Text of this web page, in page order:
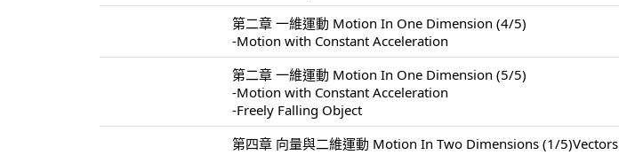
第二章 一維運動 Motion In One Dimension (4/5)
-Motion with Constant Acceleration
第二章 一維運動 Motion In One Dimension (5/5)
-Motion with Constant Acceleration
-Freely Falling Object
第四章 向量與二維運動 Motion In Two Dimensions (1/5)Vectors